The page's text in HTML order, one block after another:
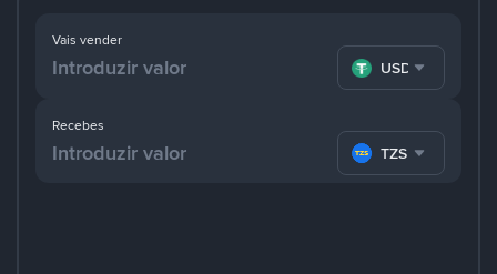
Recebes
TZS
Vais vender
USDT